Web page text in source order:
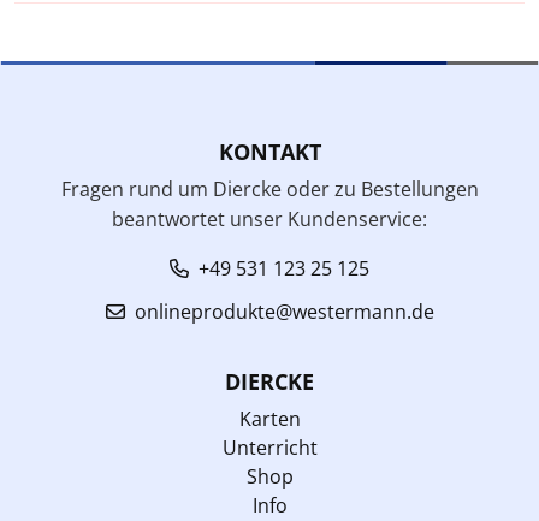
KONTAKT
Fragen rund um Diercke oder zu Bestellungen
beantwortet unser Kundenservice:
+49 531 123 25 125
onlineprodukte@westermann.de
DIERCKE
Karten
Unterricht
Shop
Info